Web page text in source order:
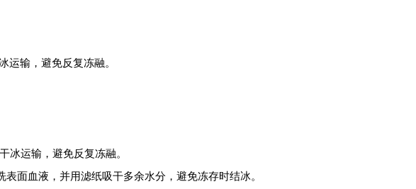
输，避免反复冻融。
运输，避免反复冻融。
面血液，并用滤纸吸干多余水分，避免冻存时结冰。